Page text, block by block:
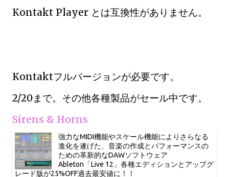
Kontakt Player とは互換性がありません。
Kontaktフルバージョンが必要です。
2/20まで。その他各種製品がセール中です。
Sirens & Horns
強力なMIDI機能やスケール機能によりさらなる
進化を遂げた、音楽の作成とパフォーマンスの
ための革新的なDAWソフトウェア
Ableton「Live 12」各種エディションとアップグ
レード版が25%OFF過去最安値に！！